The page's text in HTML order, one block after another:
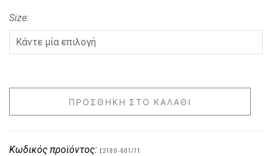
Size
ΠΡΟΣΘΉΚΗ ΣΤΟ ΚΑΛΆΘΙ
Κωδικός προϊόντος: E2180-601/71